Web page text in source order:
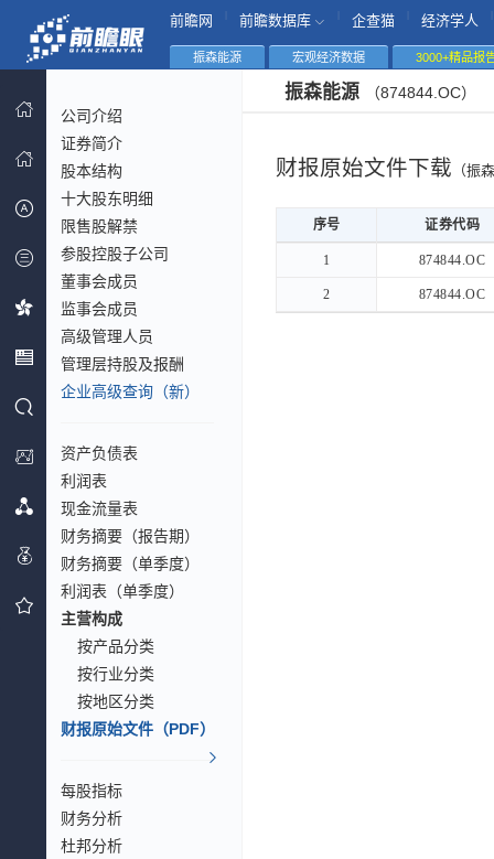
前瞻网 前瞻数据库 企查猫 经济学人
振森能源 宏观经济数据 3000+精品报
公司介绍
证券简介
股本结构
十大股东明细
限售股解禁
参股控股子公司
董事会成员
监事会成员
高级管理人员
管理层持股及报酬
企业高级查询（新）
资产负债表
利润表
现金流量表
财务摘要（报告期）
财务摘要（单季度）
利润表（单季度）
主营构成
按产品分类
按行业分类
按地区分类
财报原始文件（PDF）
每股指标
财务分析
杜邦分析
振森能源 （874844.OC）
财报原始文件下载 （振
序号
证券代码
序号
证券代码
1 874844.OC
2 874844.OC
序号
1
2